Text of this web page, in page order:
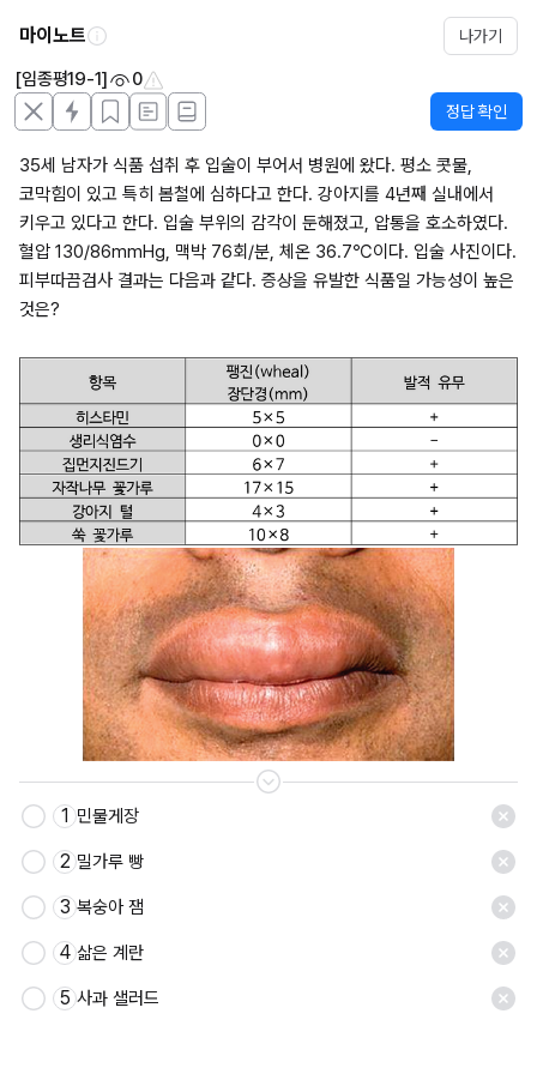
마이노트 나가기
[임종평19-1] 0
정답 확인
35세 남자가 식품 섭취 후 입술이 부어서 병원에 왔다. 평소 콧물,
코막힘이 있고 특히 봄철에 심하다고 한다. 강아지를 4년째 실내에서
키우고 있다고 한다. 입술 부위의 감각이 둔해졌고, 압통을 호소하였다.
혈압 130/86mmHg, 맥박 76회/분, 체온 36.7℃이다. 입술 사진이다.
피부따끔검사 결과는 다음과 같다. 증상을 유발한 식품일 가능성이 높은
것은?
1 민물게장
2 밀가루 빵
3 복숭아 잼
4 삶은 계란
5 사과 샐러드